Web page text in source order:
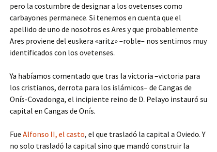
pero la costumbre de designar a los ovetenses como
carbayones permanece. Si tenemos en cuenta que el
apellido de uno de nosotros es Ares y que probablemente
Ares proviene del euskera «aritz» –roble– nos sentimos muy
identificados con los ovetenses.
Ya habíamos comentado que tras la victoria –victoria para
los cristianos, derrota para los islámicos– de Cangas de
Onís-Covadonga, el incipiente reino de D. Pelayo instauró su
capital en Cangas de Onís.
Fue Alfonso II, el casto, el que trasladó la capital a Oviedo. Y
no solo trasladó la capital sino que mandó construir la